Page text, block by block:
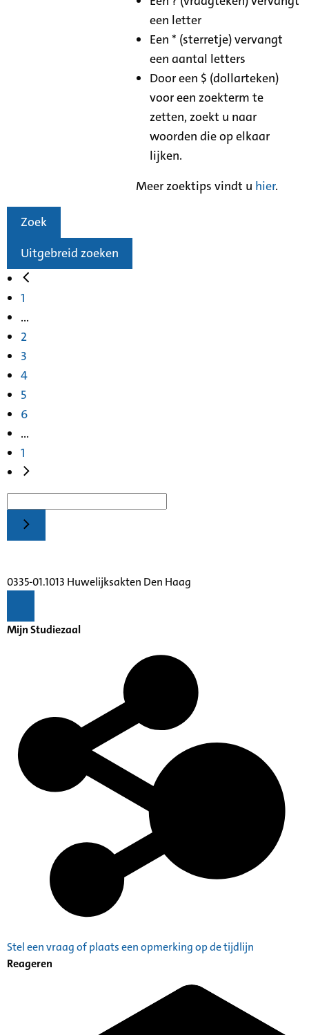
een letter
Een * (sterretje) vervangt
een aantal letters
Door een $ (dollarteken)
voor een zoekterm te
zetten, zoekt u naar
woorden die op elkaar
lijken.
Meer zoektips vindt u hier.
Zoek
Uitgebreid zoeken
1
...
2
3
4
5
6
...
1
0335-01.1013 Huwelijksakten Den Haag
Mijn Studiezaal
Stel een vraag of plaats een opmerking op de tijdlijn
Reageren